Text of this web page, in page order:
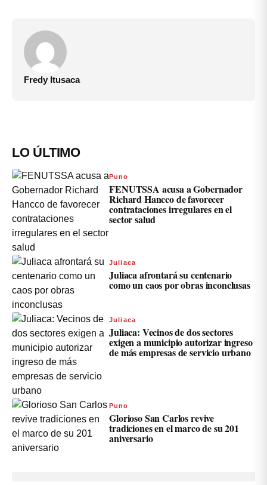
Fredy Itusaca
LO ÚLTIMO
Puno
FENUTSSA acusa a Gobernador
Richard Hancco de favorecer
contrataciones irregulares en el
sector salud
Juliaca
Juliaca afrontará su centenario
como un caos por obras inconclusas
Juliaca
Juliaca: Vecinos de dos sectores
exigen a municipio autorizar ingreso
de más empresas de servicio urbano
Puno
Glorioso San Carlos revive
tradiciones en el marco de su 201
aniversario